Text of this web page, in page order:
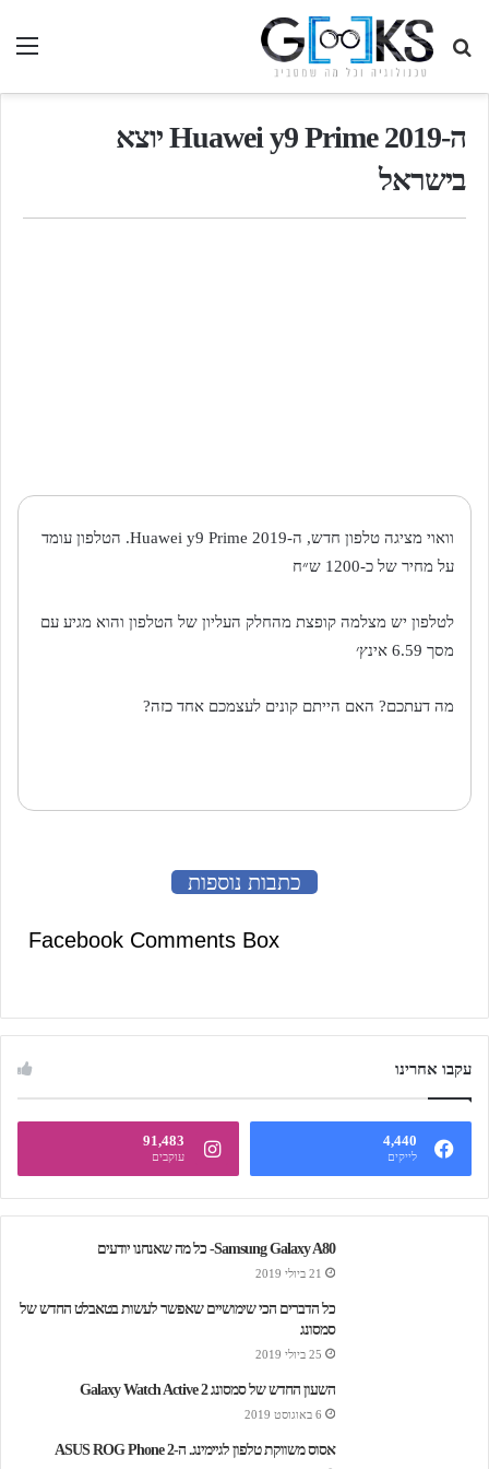
חיפוש
בגיקס...
ה-Huawei y9 Prime 2019 יוצא
בישראל
וואוי מציגה טלפון חדש, ה-Huawei y9 Prime 2019. הטלפון עומד
על מחיר של כ-1200 ש״ח
לטלפון יש מצלמה קופצת מהחלק העליון של הטלפון והוא מגיע עם
מסך 6.59 אינץ׳
מה דעתכם? האם הייתם קונים לעצמכם אחד כזה?
כתבות נוספות
Facebook Comments Box
עקבו אחרינו
4,440
לייקים
91,483
עוקבים
Samsung Galaxy A80- כל מה שאנחנו יודעים
21 ביולי 2019
כל הדברים הכי שימושיים שאפשר לעשות בטאבלט החדש של
סמסונג
25 ביולי 2019
השעון החדש של סמסונג Galaxy Watch Active 2
6 באוגוסט 2019
אסוס משווקת טלפון לגיימינג. ה-ASUS ROG Phone 2